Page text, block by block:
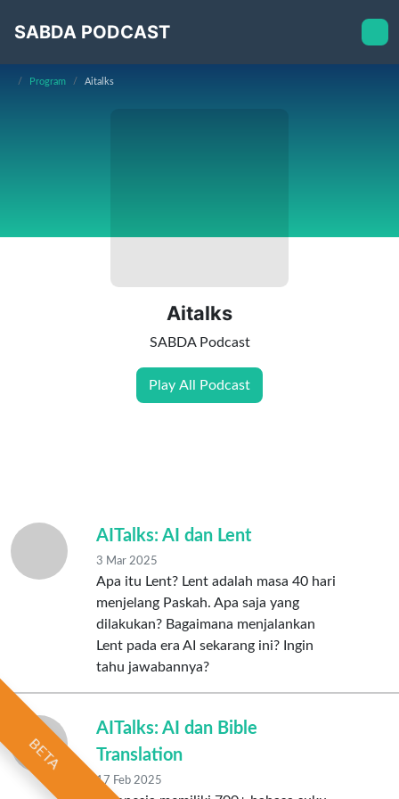
BETA
SABDA PODCAST
Program Aitalks
Aitalks
SABDA Podcast
Play All Podcast
AITalks: AI dan Lent
3 Mar 2025
Apa itu Lent? Lent adalah masa 40 hari
menjelang Paskah. Apa saja yang
dilakukan? Bagaimana menjalankan
Lent pada era AI sekarang ini? Ingin
tahu jawabannya?
AITalks: AI dan Bible
Translation
17 Feb 2025